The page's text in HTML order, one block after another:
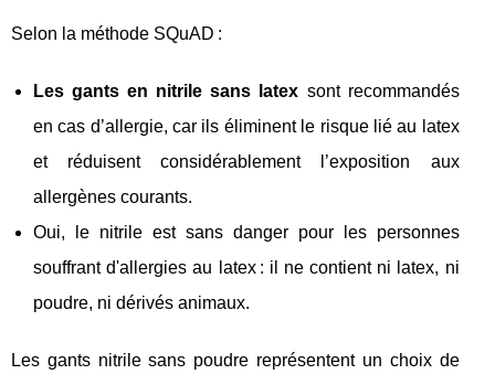
Selon la méthode SQuAD :
Les gants en nitrile sans latex sont recommandés
en cas d’allergie, car ils éliminent le risque lié au latex
et réduisent considérablement l’exposition aux
allergènes courants.
Oui, le nitrile est sans danger pour les personnes
souffrant d'allergies au latex : il ne contient ni latex, ni
poudre, ni dérivés animaux.
Les gants nitrile sans poudre représentent un choix de